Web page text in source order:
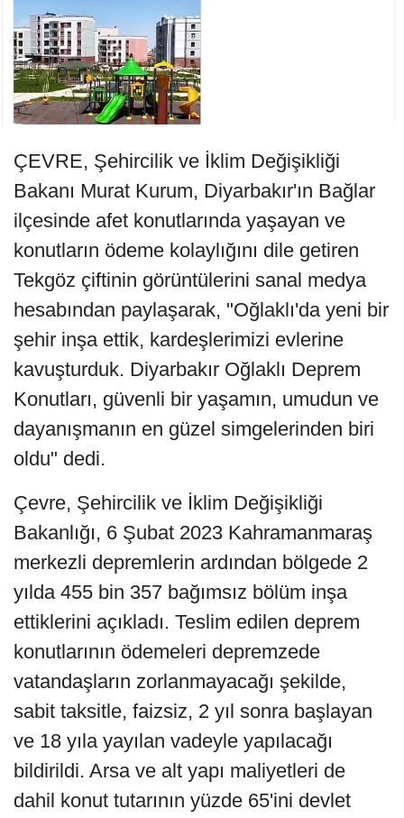
ÇEVRE, Şehircilik ve İklim Değişikliği
Bakanı Murat Kurum, Diyarbakır'ın Bağlar
ilçesinde afet konutlarında yaşayan ve
konutların ödeme kolaylığını dile getiren
Tekgöz çiftinin görüntülerini sanal medya
hesabından paylaşarak, "Oğlaklı'da yeni bir
şehir inşa ettik, kardeşlerimizi evlerine
kavuşturduk. Diyarbakır Oğlaklı Deprem
Konutları, güvenli bir yaşamın, umudun ve
dayanışmanın en güzel simgelerinden biri
oldu" dedi.
Çevre, Şehircilik ve İklim Değişikliği
Bakanlığı, 6 Şubat 2023 Kahramanmaraş
merkezli depremlerin ardından bölgede 2
yılda 455 bin 357 bağımsız bölüm inşa
ettiklerini açıkladı. Teslim edilen deprem
konutlarının ödemeleri depremzede
vatandaşların zorlanmayacağı şekilde,
sabit taksitle, faizsiz, 2 yıl sonra başlayan
ve 18 yıla yayılan vadeyle yapılacağı
bildirildi. Arsa ve alt yapı maliyetleri de
dahil konut tutarının yüzde 65'ini devlet